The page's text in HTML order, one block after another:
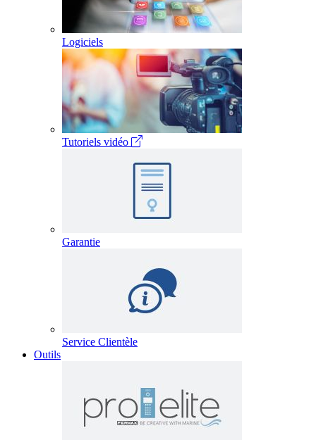
Logiciels
Tutoriels vidéo
Garantie
Service Clientèle
Outils